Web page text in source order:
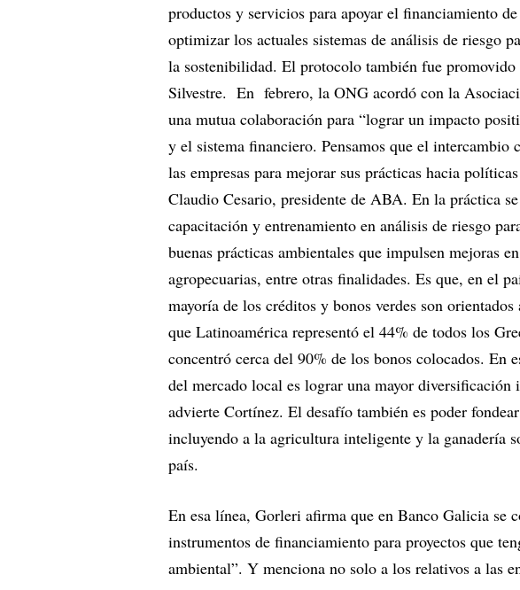
productos y servicios para apoyar el financiamiento
optimizar los actuales sistemas de análisis de riesgo
la sostenibilidad. El protocolo también fue
Silvestre. En febrero, la ONG acordó con la
una mutua colaboración para “lograr un impacto
y el sistema financiero. Pensamos que el
las empresas para mejorar sus prácticas hacia
Claudio Cesario, presidente de ABA. En la práctica
capacitación y entrenamiento en análisis de riesgo
buenas prácticas ambientales que impulsen mejoras
agropecuarias, entre otras finalidades. Es que, en el
mayoría de los créditos y bonos verdes son
que Latinoamérica representó el 44% de todos los
concentró cerca del 90% de los bonos colocados. En
del mercado local es lograr una mayor
advierte Cortínez. El desafío también es poder
incluyendo a la agricultura inteligente y la ganadería
país.
En esa línea, Gorleri afirma que en Banco Galicia se
instrumentos de financiamiento para proyectos que
ambiental”. Y menciona no solo a los relativos a las